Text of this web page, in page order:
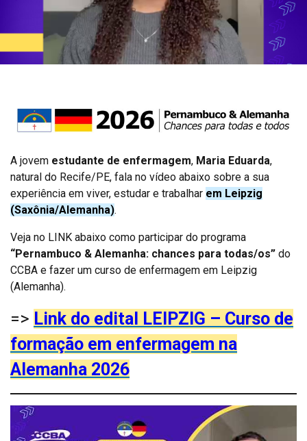
A jovem estudante de enfermagem, Maria Eduarda,
natural do Recife/PE, fala no vídeo abaixo sobre a sua
experiência em viver, estudar e trabalhar em Leipzig
(Saxônia/Alemanha).
Veja no LINK abaixo como participar do programa
“Pernambuco & Alemanha: chances para todas/os” do
CCBA e fazer um curso de enfermagem em Leipzig
(Alemanha).
=> Link do edital LEIPZIG – Curso de
formação em enfermagem na
Alemanha 2026